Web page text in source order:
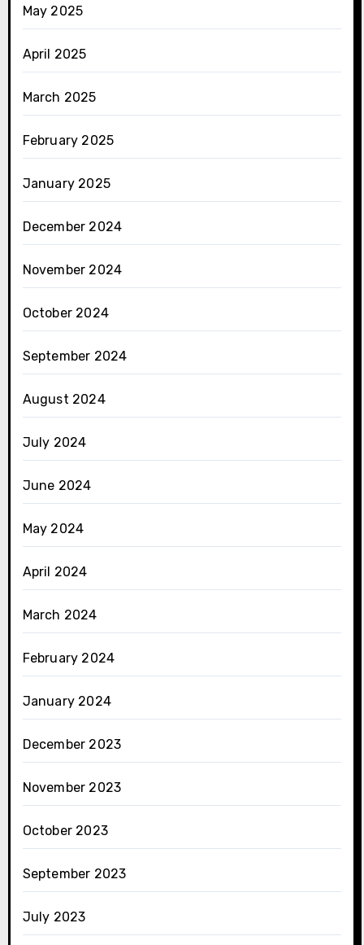
May 2025
April 2025
March 2025
February 2025
January 2025
December 2024
November 2024
October 2024
September 2024
August 2024
July 2024
June 2024
May 2024
April 2024
March 2024
February 2024
January 2024
December 2023
November 2023
October 2023
September 2023
July 2023